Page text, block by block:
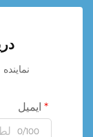
ایمیل
0/100